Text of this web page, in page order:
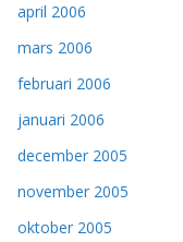
april 2006
mars 2006
februari 2006
januari 2006
december 2005
november 2005
oktober 2005